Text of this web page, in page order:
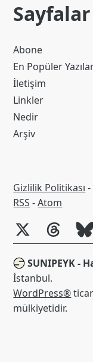
Sayfalar
Abone
En Popüler
İletişim
Linkler
Nedir
Arşiv
Gizlilik Politikası -
RSS
RSS -Atom
SUNIPEYK -
İstanbul.
WordPress®
mülkiyetidir.